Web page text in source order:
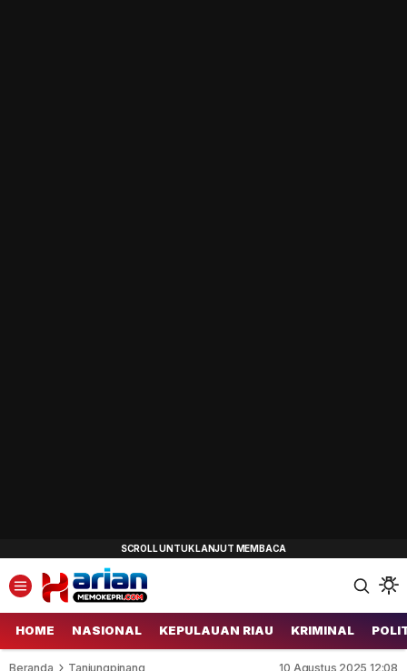
HOME NASIONAL KEPULAUAN RIAU KRIMINAL
Beranda Tanjungpinang 10 Agustus 2025 12:08